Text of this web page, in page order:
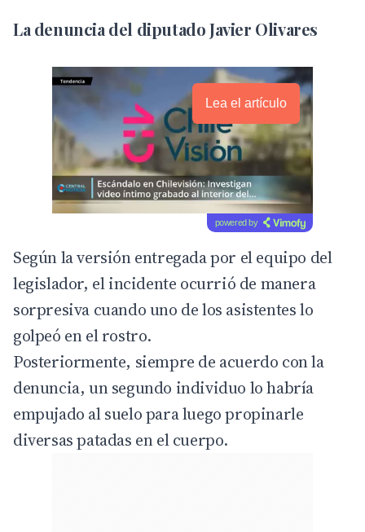
La denuncia del diputado Javier Olivares
Lea el artículo
powered by
Según la versión entregada por el equipo del
legislador, el incidente ocurrió de manera
sorpresiva cuando uno de los asistentes lo
golpeó en el rostro.
Posteriormente, siempre de acuerdo con la
denuncia, un segundo individuo lo habría
empujado al suelo para luego propinarle
diversas patadas en el cuerpo.